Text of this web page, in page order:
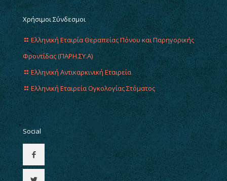
Χρήσιμοι Σύνδεσμοι
Ελληνική Εταιρία Θεραπείας Πόνου και Παρηγορικής
Φροντίδας (ΠΑΡΗ.ΣΥ.Α)
Ελληνική Αντικαρκινική Εταιρεία
Ελληνική Εταιρεία Ογκολογίας Στόματος
Social